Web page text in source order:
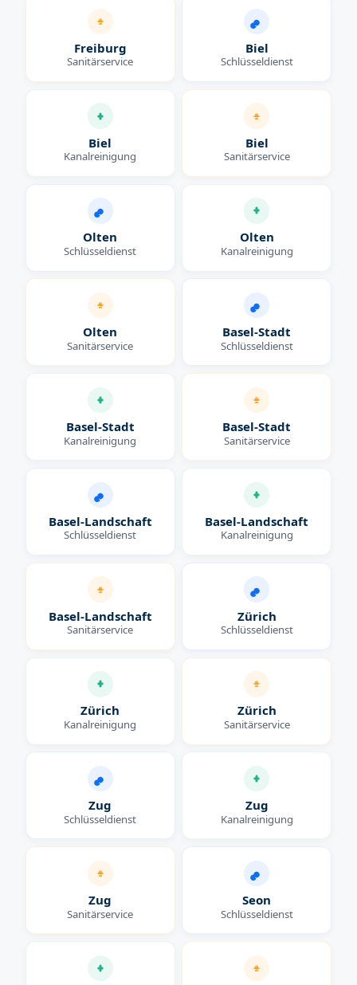
Freiburg
Sanitärservice
Biel
Schlüsseldienst
Biel
Kanalreinigung
Biel
Sanitärservice
Olten
Schlüsseldienst
Olten
Kanalreinigung
Olten
Sanitärservice
Basel-Stadt
Schlüsseldienst
Basel-Stadt
Kanalreinigung
Basel-Stadt
Sanitärservice
Basel-Landschaft
Schlüsseldienst
Basel-Landschaft
Kanalreinigung
Basel-Landschaft
Sanitärservice
Zürich
Schlüsseldienst
Zürich
Kanalreinigung
Zürich
Sanitärservice
Zug
Schlüsseldienst
Zug
Kanalreinigung
Zug
Sanitärservice
Seon
Schlüsseldienst